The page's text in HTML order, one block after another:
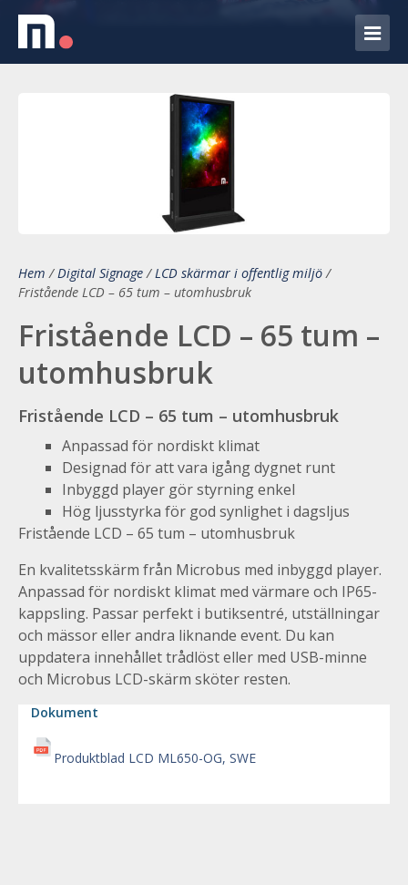
Hem /Digital Signage/LCD skärmar i offentlig miljö/
Fristående LCD – 65 tum – utomhusbruk
Fristående LCD – 65 tum –
utomhusbruk
Fristående LCD – 65 tum – utomhusbruk
Anpassad för nordiskt klimat
Designad för att vara igång dygnet runt
Inbyggd player gör styrning enkel
Hög ljusstyrka för god synlighet i dagsljus
Fristående LCD – 65 tum – utomhusbruk
En kvalitetsskärm från Microbus med inbyggd player.
Anpassad för nordiskt klimat med värmare och IP65-
kappsling. Passar perfekt i butiksentré, utställningar
och mässor eller andra liknande event. Du kan
uppdatera innehållet trådlöst eller med USB-minne
och Microbus LCD-skärm sköter resten.
Dokument
Produktblad LCD ML650-OG, SWE